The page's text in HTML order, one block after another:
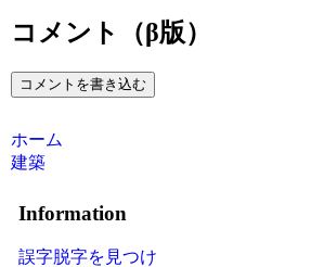
コメント（β版）
コメントを書き込む
ホーム
建築
Information
誤字脱字を見つけ